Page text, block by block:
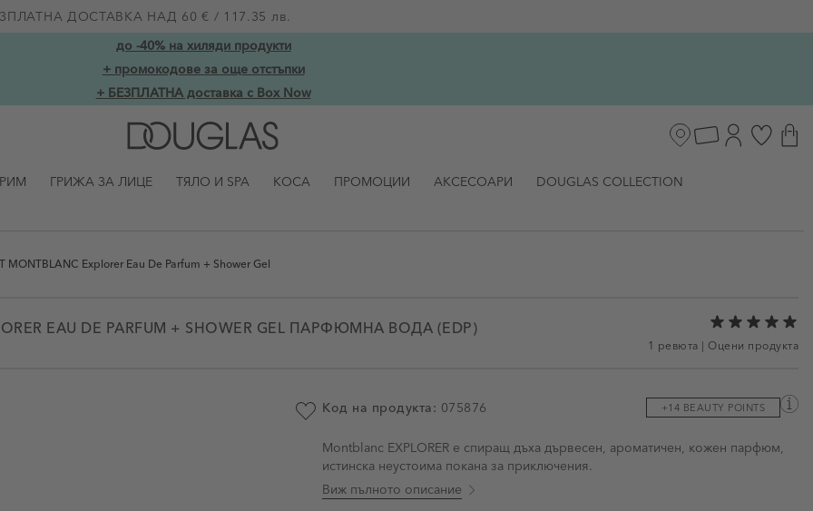
ДОСТАВКА НАД 60 € / 117.35 лв.
до -40% на хиляди продукти
+ промокодове за още отстъпки
+ БЕЗПЛАТНА доставка с Box Now
ГРИЖА ЗА ЛИЦЕ ТЯЛО И SPA КОСА ПРОМОЦИИ АКСЕСОАРИ
DOUGLAS COLLECTION
Explorer Eau De Parfum + Shower Gel
EAU DE PARFUM + SHOWER GEL ПАРФЮМНА ВОДА (EDP)
1 ревюта | Оцени продукта
Добави в любими
Код на продукта: 075876 +14 BEAUTY POINTS
Montblanc EXPLORER e спиращ дъха дървесен, ароматичен, кожен парфюм,
истинска неустоима покана за приключения.
Виж пълното описание